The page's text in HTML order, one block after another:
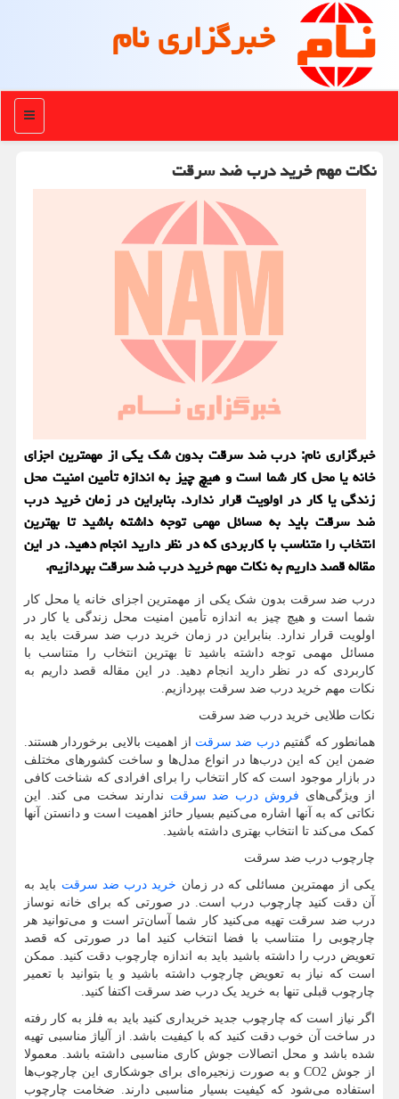
خبرگزاری نام
منو
نکات مهم خرید درب ضد سرقت
خبرگزاری نام: درب ضد سرقت بدون شک یکی از مهمترین اجزای
خانه یا محل کار شما است و هیچ چیز به اندازه تأمین امنیت محل
زندگی یا کار در اولویت قرار ندارد. بنابراین در زمان خرید درب
ضد سرقت باید به مسائل مهمی توجه داشته باشید تا بهترین
انتخاب را متناسب با کاربردی که در نظر دارید انجام دهید. در این
مقاله قصد داریم به نکات مهم خرید درب ضد سرقت بپردازیم.
درب ضد سرقت بدون شک یکی از مهمترین اجزای خانه یا محل کار
شما است و هیچ چیز به اندازه تأمین امنیت محل زندگی یا کار در
اولویت قرار ندارد. بنابراین در زمان خرید درب ضد سرقت باید به
مسائل مهمی توجه داشته باشید تا بهترین انتخاب را متناسب با
کاربردی که در نظر دارید انجام دهید. در این مقاله قصد داریم به
نکات مهم خرید درب ضد سرقت بپردازیم.
نکات طلایی خرید درب ضد سرقت
همانطور که گفتیمدرب ضد سرقت از اهمیت بالایی برخوردار هستند.
ضمن این که این درب‌ها در انواع مدل‌ها و ساخت کشورهای مختلف
در بازار موجود است که کار انتخاب را برای افرادی که شناخت کافی
از ویژگی‌های فروش درب ضد سرقت ندارند سخت می کند. این
نکاتی که به آنها اشاره می‌کنیم بسیار حائز اهمیت است و دانستن آنها
کمک می‌کند تا انتخاب بهتری داشته باشید.
چارچوب درب ضد سرقت
یکی از مهمترین مسائلی که در زمان خرید درب ضد سرقت باید به
آن دقت کنید چارچوب درب است. در صورتی که برای خانه نوساز
درب ضد سرقت تهیه می‌کنید کار شما آسان‌تر است و می‌توانید هر
چارچوبی را متناسب با فضا انتخاب کنید اما در صورتی که قصد
تعویض درب را داشته باشید باید به اندازه چارچوب دقت کنید. ممکن
است که نیاز به تعویض چارچوب داشته باشید و یا بتوانید با تعمیر
چارچوب قبلی تنها به خرید یک درب ضد سرقت اکتفا کنید.
اگر نیاز است که چارچوب جدید خریداری کنید باید به فلز به کار رفته
در ساخت آن خوب دقت کنید که با کیفیت باشد. از آلیاژ مناسبی تهیه
شده باشد و محل اتصالات جوش کاری مناسبی داشته باشد. معمولا
از جوش CO2و به صورت زنجیره‌ای برای جوشکاری این چارچوب‌ها
استفاده می‌شود که کیفیت بسیار مناسبی دارند. ضخامت چارچوب